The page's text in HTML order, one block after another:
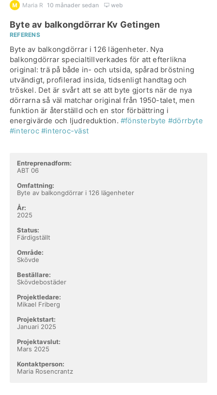
Maria R 10 månader sedan web
Byte av balkongdörrar Kv Getingen
REFERENS
Byte av balkongdörrar i 126 lägenheter. Nya
balkongdörrar specialtillverkades för att efterlikna
original: trä på både in- och utsida, spårad bröstning
utvändigt, profilerad insida, tidsenligt handtag och
tröskel. Det är svårt att se att byte gjorts när de nya
dörrarna så väl matchar original från 1950-talet, men
funktion är återställd och en stor förbättring i
energivärde och ljudreduktion. #fönsterbyte #dörrbyte
#interoc #interoc-väst
Entreprenadform:
ABT 06
Omfattning:
Byte av balkongdörrar i 126 lägenheter
År:
2025
Status:
Färdigställt
Område:
Skövde
Beställare:
Skövdebostäder
Projektledare:
Mikael Friberg
Projektstart:
Januari 2025
Projektavslut:
Mars 2025
Kontaktperson:
Maria Rosencrantz